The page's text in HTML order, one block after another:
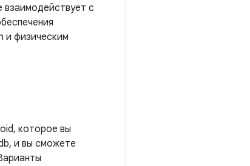
взаимодействует с
и физическим
которое вы
и вы сможете